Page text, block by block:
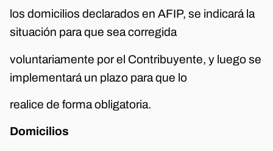
los domicilios declarados en AFIP, se indicará la
situación para que sea corregida
voluntariamente por el Contribuyente, y luego se
implementará un plazo para que lo
realice de forma obligatoria.
Domicilios